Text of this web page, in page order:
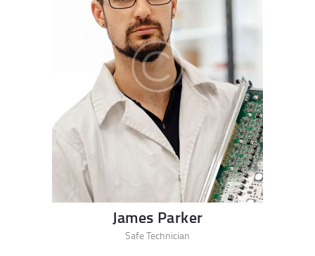
James Parker
Safe Technician